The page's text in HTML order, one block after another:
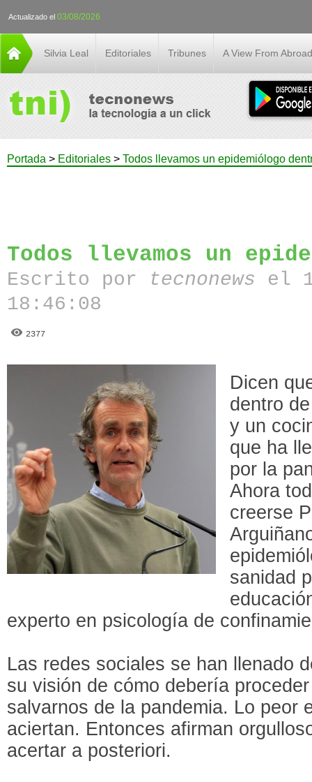
Actualizado el 03/08/2026
Silvia Leal Editoriales Tribunes A View From Abroad
Portada > Editoriales > Todos llevamos un epidemiólogo
Todos llevamos un
Escrito por tecnonews el
18:46:08
2377
Dicen
dentro
y un
que ha
por la
Ahora
creerse
sanidad
experto en psicología de
Las redes sociales se han llenado
su visión de cómo debería
salvarnos de la pandemia. Lo peor
aciertan. Entonces afirman
acertar a posteriori.